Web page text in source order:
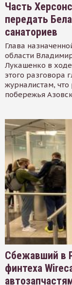
Часть
передать
санаториев
Глава
области
Лукашенко в
этого разговора
журналистам, что
побережья
Сбежавший в
финтеха